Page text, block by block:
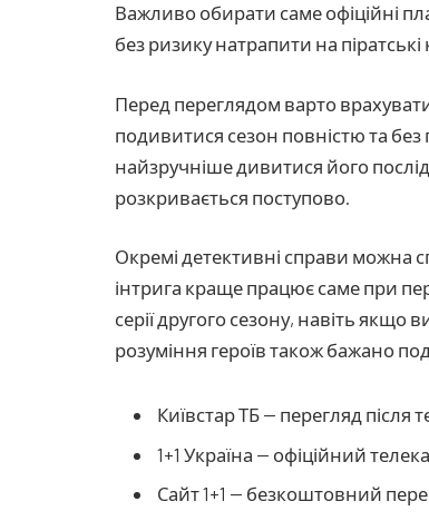
Важливо обирати саме офіційні
без ризику натрапити на піратські
Перед переглядом варто
подивитися сезон повністю та без
найзручніше дивитися його
розкривається поступово.
Окремі детективні справи можна
інтрига краще працює саме при
серії другого сезону, навіть
розуміння героїв також бажано
Київстар ТБ — перегляд після
1+1 Україна — офіційний
Сайт 1+1 — безкоштовний